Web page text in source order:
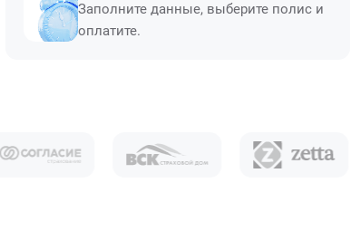
Заполните данные, выберите полис и
оплатите.